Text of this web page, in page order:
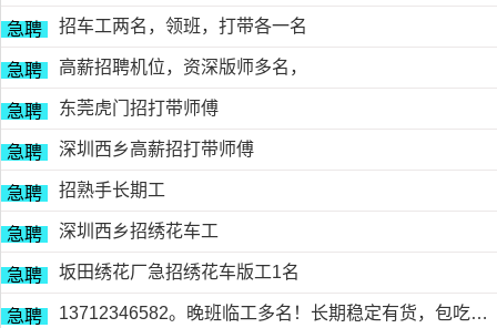
急聘 招车工两名，领班，打带各一名
急聘 高薪招聘机位，资深版师多名，
急聘 东莞虎门招打带师傅
急聘 深圳西乡高薪招打带师傅
急聘 招熟手长期工
急聘 深圳西乡招绣花车工
急聘 坂田绣花厂急招绣花车版工1名
急聘 13712346582。晚班临工多名！长期稳定有货，包吃包住